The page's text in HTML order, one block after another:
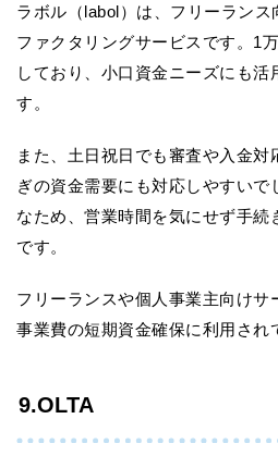
ラボル（labol）は、フリーラン
ファクタリングサービスです。1
しており、小口資金ニーズにも活
す。
また、土日祝日でも審査や入金対
ぎの資金需要にも対応しやすいで
なため、営業時間を気にせず手続
です。
フリーランスや個人事業主向けサ
事業費の短期資金確保に利用され
9.OLTA